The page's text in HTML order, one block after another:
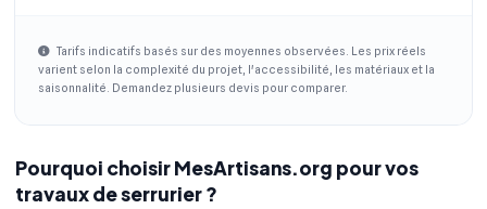
Tarifs indicatifs basés sur des moyennes observées. Les prix réels
varient selon la complexité du projet, l'accessibilité, les matériaux et la
saisonnalité. Demandez plusieurs devis pour comparer.
Pourquoi choisir MesArtisans.org pour vos
travaux de serrurier ?